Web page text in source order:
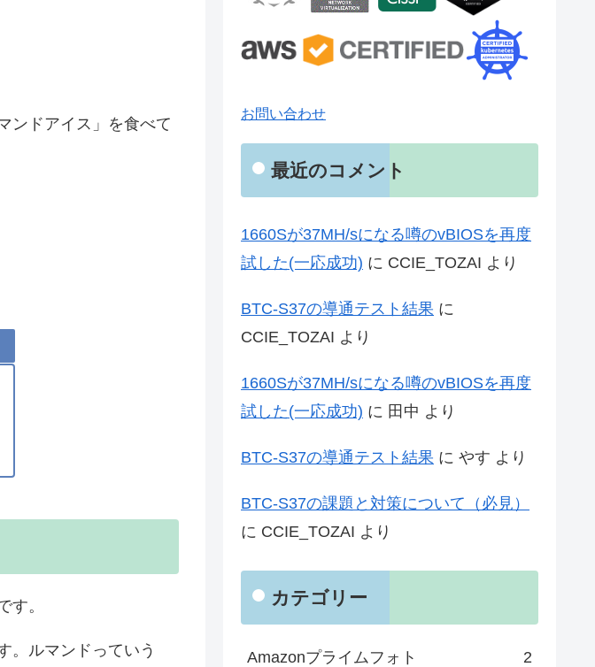
ンドアイス」を食べて
す。
。ルマンドっていう
お問い合わせ
最近のコメント
1660Sが37MH/sになる噂のvBIOSを再度
試した(一応成功) に CCIE_TOZAI より
BTC-S37の導通テスト結果 に
CCIE_TOZAI より
1660Sが37MH/sになる噂のvBIOSを再度
試した(一応成功) に 田中 より
BTC-S37の導通テスト結果 に やす より
BTC-S37の課題と対策について（必見）
に CCIE_TOZAI より
カテゴリー
Amazonプライムフォト 2